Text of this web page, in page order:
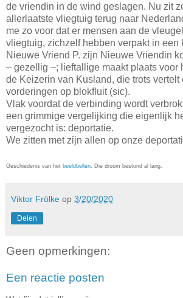
de vriendin in de wind geslagen. Nu zit
allerlaatste vliegtuig terug naar
me zo voor dat er mensen aan de
vliegtuig, zichzelf hebben verpakt in een
Nieuwe Vriend P. zijn Nieuwe Vriendin
– gezellig –; lieftallige maakt plaats voor
de Keizerin van Kusland, die trots vertelt
vorderingen op blokfluit (sic).
Vlak voordat de verbinding wordt
een grimmige vergelijking die eigenlijk
vergezocht is: deportatie.
We zitten met zijn allen op onze
Geschiedenis van het beeldbellen . Die droom bestond al lang.
Viktor Frölke op 3/20/2020
Delen
Geen opmerkingen:
Een reactie posten